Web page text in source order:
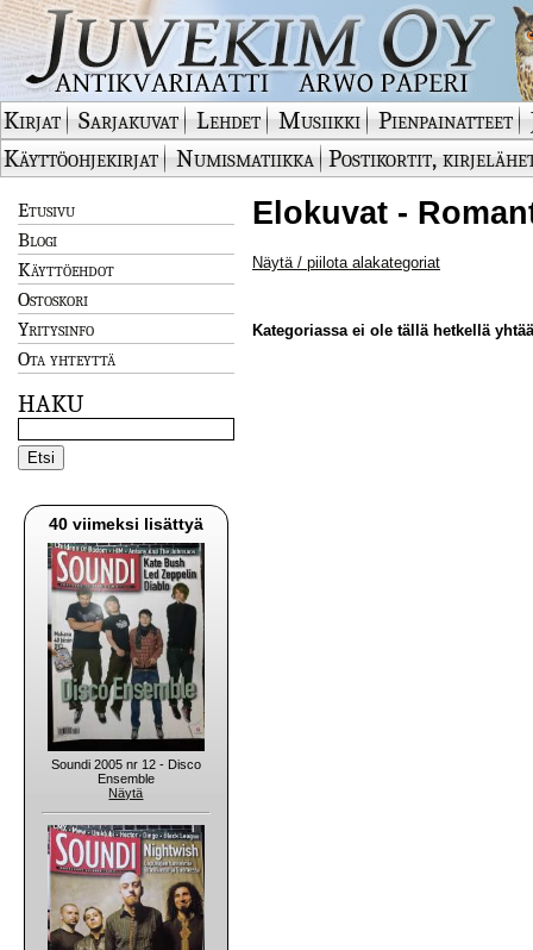
Kirjat Sarjakuvat Lehdet Musiikki Pienpainatteet
Käyttöohjekirjat
Numismatiikka Postikortit,
Etusivu
Blogi
Käyttöehdot
Ostoskori
Yritysinfo
Ota yhteyttä
HAKU
40 viimeksi lisättyä
Soundi 2005 nr 12 - Disco
Ensemble
Näytä
Elokuvat -
Näytä / piilota alakategoriat
Kategoriassa ei ole tällä hetkellä